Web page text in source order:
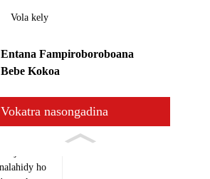
Vola kely
Entana Fampiroboroboana
Bebe Kokoa
Vokatra nasongadina